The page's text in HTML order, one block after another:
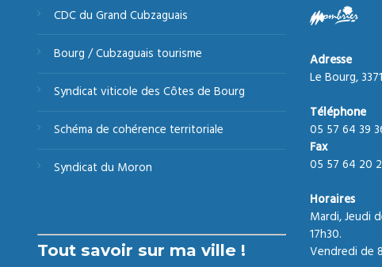
CDC du Grand Cubzaguais
Bourg / Cubzaguais tourisme
Syndicat viticole des Côtes de Bourg
Schéma de cohérence territoriale
Syndicat du Moron
Tout savoir sur ma ville !
Adresse
Le Bourg,
Téléphone
05 57 64 39
Fax
05 57 64 20
Horaires
Mardi, Jeudi
17h30.
Vendredi de